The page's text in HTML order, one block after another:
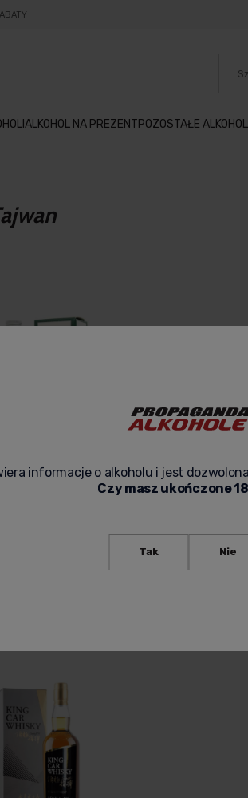
ALKOHOL NA PREZENTPOZOSTAŁE
WHISKY SINGLE
309,00 zł
informacje o alkoholu i jest
Czy masz ukończone
Tak Nie